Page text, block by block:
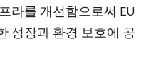
라를 개선함으로써 EU
성장과 환경 보호에 공